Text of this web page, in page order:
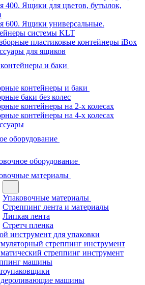
400. Ящики для цветов, бутылок,
600. Ящики универсальные.
системы KLT
пластиковые контейнеры iBox
для ящиков
и баки
контейнеры и баки
баки без колес
контейнеры на 2-х колесах
контейнеры на 4-х колесах
оборудование
оборудование
материалы
Упаковочные материалы
Стреппинг лента и материалы
Липкая лента
Стретч пленка
инструмент для упаковки
стреппинг инструмент
стреппинг инструмент
машины
машины